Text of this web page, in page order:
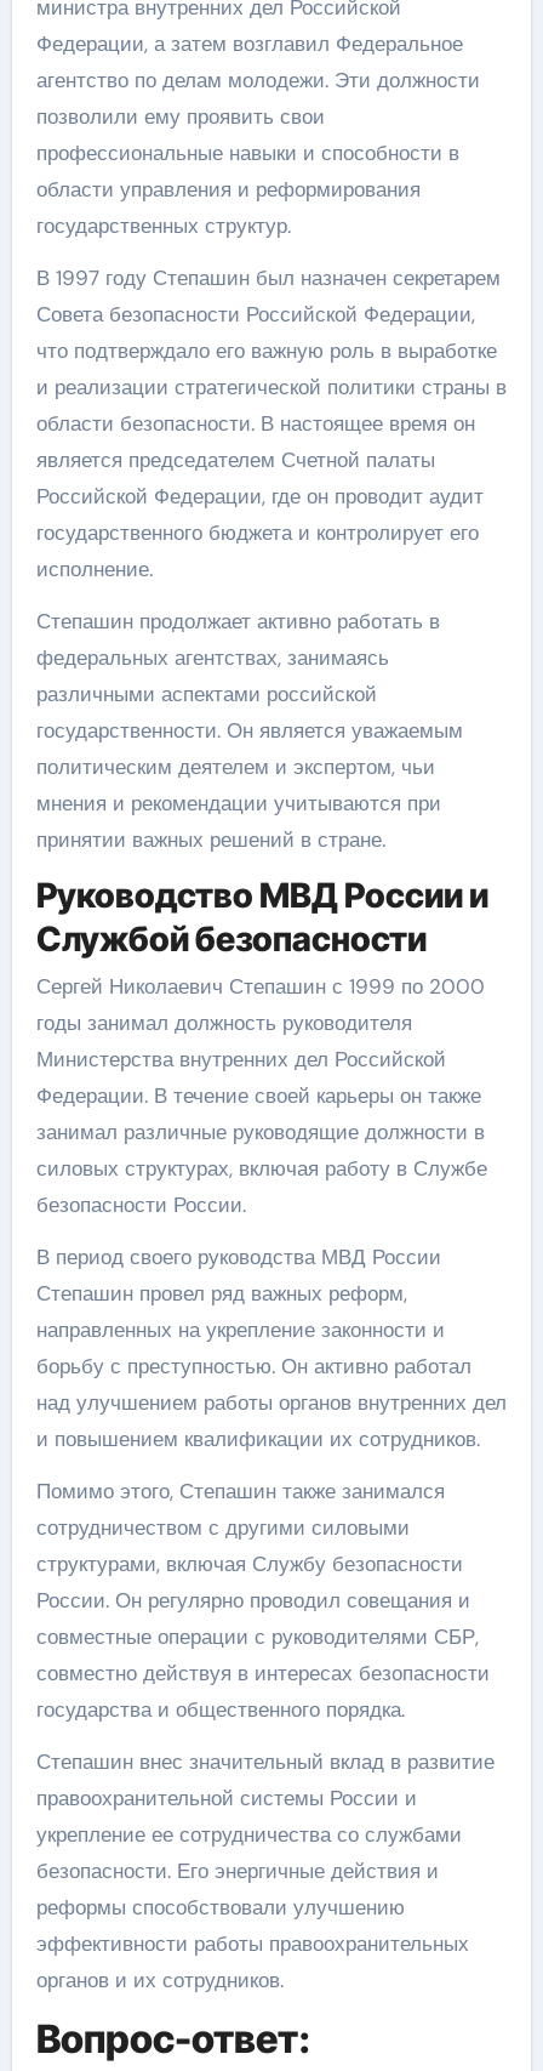
министра внутренних дел Российской
Федерации, а затем возглавил Федеральное
агентство по делам молодежи. Эти должности
позволили ему проявить свои
профессиональные навыки и способности в
области управления и реформирования
государственных структур.
В 1997 году Степашин был назначен секретарем
Совета безопасности Российской Федерации,
что подтверждало его важную роль в выработке
и реализации стратегической политики страны в
области безопасности. В настоящее время он
является председателем Счетной палаты
Российской Федерации, где он проводит аудит
государственного бюджета и контролирует его
исполнение.
Степашин продолжает активно работать в
федеральных агентствах, занимаясь
различными аспектами российской
государственности. Он является уважаемым
политическим деятелем и экспертом, чьи
мнения и рекомендации учитываются при
принятии важных решений в стране.
Руководство МВД России и
Службой безопасности
Сергей Николаевич Степашин с 1999 по 2000
годы занимал должность руководителя
Министерства внутренних дел Российской
Федерации. В течение своей карьеры он также
занимал различные руководящие должности в
силовых структурах, включая работу в Службе
безопасности России.
В период своего руководства МВД России
Степашин провел ряд важных реформ,
направленных на укрепление законности и
борьбу с преступностью. Он активно работал
над улучшением работы органов внутренних дел
и повышением квалификации их сотрудников.
Помимо этого, Степашин также занимался
сотрудничеством с другими силовыми
структурами, включая Службу безопасности
России. Он регулярно проводил совещания и
совместные операции с руководителями СБР,
совместно действуя в интересах безопасности
государства и общественного порядка.
Степашин внес значительный вклад в развитие
правоохранительной системы России и
укрепление ее сотрудничества со службами
безопасности. Его энергичные действия и
реформы способствовали улучшению
эффективности работы правоохранительных
органов и их сотрудников.
Вопрос-ответ: